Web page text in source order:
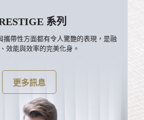
系列
攜帶性方面都有令人驚艷的表現，是融
效能與效率的完美化身。
更多訊息